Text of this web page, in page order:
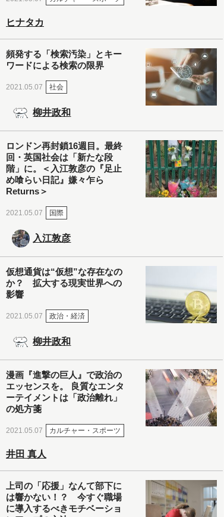
ヒナタカ
頻発する「検索汚染」とキー
ワードによる検索の限界
2021.05.07 社会
柳井政和
ロンドン再封鎖16週目。最終
回・英国社会は「新たな段
階」に。＜入江敦彦の『足止
め喰らい日記』嫌々乍ら
Returns＞
2021.05.07 国際
入江敦彦
仮想通貨は“仮想”な存在なの
か？ 拡大する現実世界への
影響
2021.05.07 政治・経済
柳井政和
漫画『進撃の巨人』で政治の
エッセンスを。 良質なエンタ
ーテイメントは「政治離れ」
の処方箋
2021.05.07 カルチャー・スポーツ
井田 真人
上司の「応援」なんて部下に
は響かない！？ 今すぐ職場
に導入するべきモチベーショ